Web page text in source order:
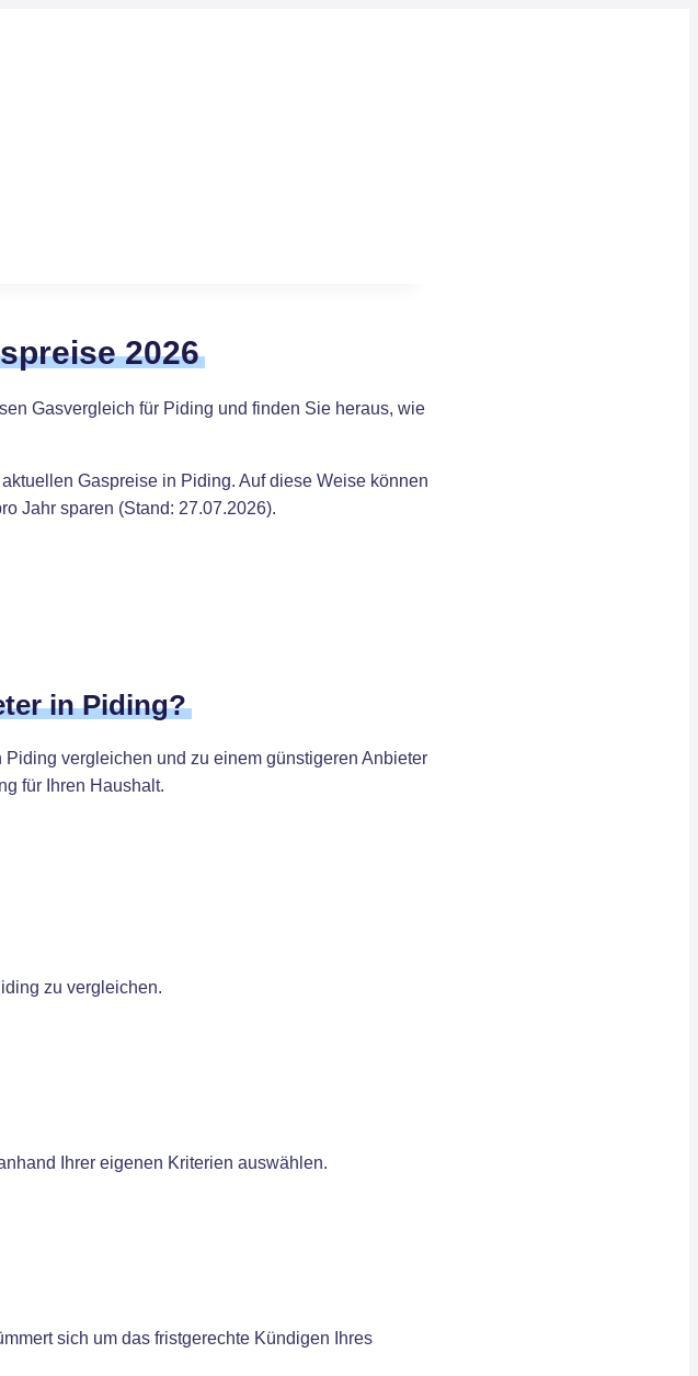
2026
Gasvergleich für Piding und finden Sie heraus, wie
Gaspreise in Piding. Auf diese Weise können
Jahr sparen (Stand: 27.07.2026).
in Piding?
vergleichen und zu einem günstigeren Anbieter
für Ihren Haushalt.
zu vergleichen.
Ihrer eigenen Kriterien auswählen.
sich um das fristgerechte Kündigen Ihres